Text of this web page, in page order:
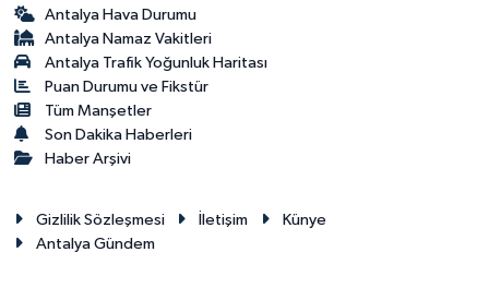
Antalya Hava Durumu
Antalya Namaz Vakitleri
Antalya Trafik Yoğunluk Haritası
Puan Durumu ve Fikstür
Tüm Manşetler
Son Dakika Haberleri
Haber Arşivi
Gizlilik Sözleşmesi İletişim
Künye
Antalya Gündem